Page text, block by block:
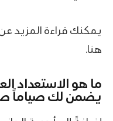
يمكنك قراءة المزيد
هنا.
ما هو الاستعداد
يضمن لك صياماً